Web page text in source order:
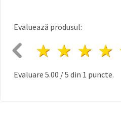
Evaluează produsul:
3
2
1 stea
Evaluare 5.00 /5 din 1 puncte.